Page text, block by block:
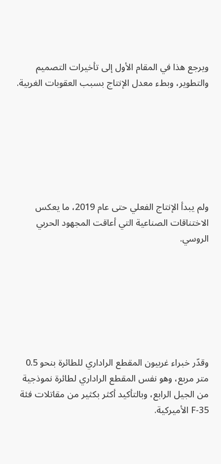
ويرجع هذا في المقام الأول إلى تأخيرات التصميم
والتطوير، وبطء معدل الإنتاج بسبب العقوبات الغربية.
ولم يبدأ الإنتاج الفعلي حتى عام 2019، ما يعكس
الاختناقات الصناعية التي أعاقت المجهود الحربي
الروسي.
وقدّر خبراء غربيون المقطع الراداري للطائرة بنحو 0.5
متر مربع، وهو نفس المقطع الراداري لطائرة نموذجية
من الجيل الرابع، وبالتأكيد أكثر بكثير من مقاتلات فئة
F-35 الأميركية.